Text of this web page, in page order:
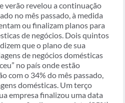
verão revelou a continuação
no mês passado, à medida
ou finalizam planos para
de negócios. Dois quintos
que o plano de sua
de negócios domésticas
no país onde estão
com o 34% do mês passado,
domésticas. Um terço
empresa finalizou uma data